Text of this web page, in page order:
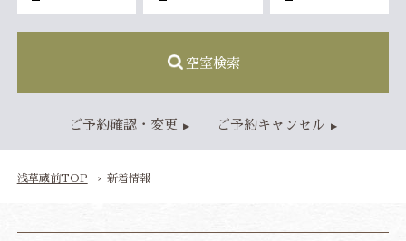
空室検索
ご予約確認・変更 ご予約キャンセル
浅草蔵前TOP 新着情報
TOP